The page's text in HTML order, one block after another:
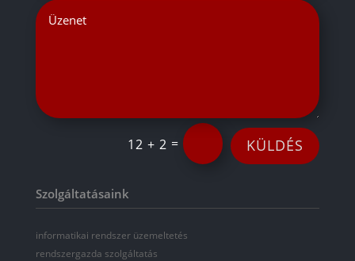
12 + 2 = KÜLDÉS
Szolgáltatásaink
informatikai rendszer üzemeltetés
rendszergazda szolgáltatás